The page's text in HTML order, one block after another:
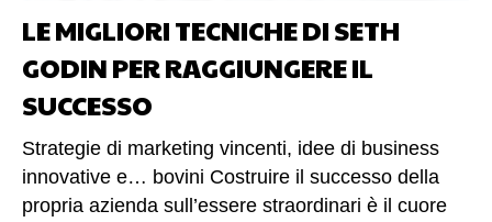
LE MIGLIORI TECNICHE DI SETH
GODIN PER RAGGIUNGERE IL
SUCCESSO
Strategie di marketing vincenti, idee di business
innovative e… bovini Costruire il successo della
propria azienda sull’essere straordinari è il cuore